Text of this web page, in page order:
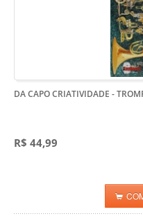
DA CAPO CRIATIVIDADE -
R$ 44,99